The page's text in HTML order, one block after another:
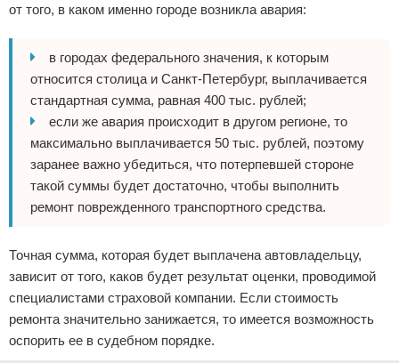
от того, в каком именно городе возникла авария:
в городах федерального значения, к которым
относится столица и Санкт-Петербург, выплачивается
стандартная сумма, равная 400 тыс. рублей;
если же авария происходит в другом регионе, то
максимально выплачивается 50 тыс. рублей, поэтому
заранее важно убедиться, что потерпевшей стороне
такой суммы будет достаточно, чтобы выполнить
ремонт поврежденного транспортного средства.
Точная сумма, которая будет выплачена автовладельцу,
зависит от того, каков будет результат оценки, проводимой
специалистами страховой компании. Если стоимость
ремонта значительно занижается, то имеется возможность
оспорить ее в судебном порядке.